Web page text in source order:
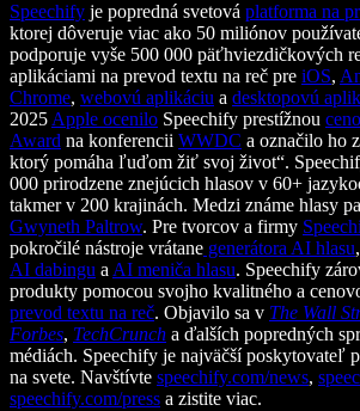
Speechify je popredná svetová platforma na
ktorej dôveruje viac ako 50 miliónov
podporuje vyše 500 000 päťhviezdičkových
aplikáciami na prevod textu na reč pre iOS,
Chrome, webovú aplikáciu a desktopovú
2025 Apple ocenilo Speechify prestížnou
Award na konferencii WWDC a označilo ho
ktorý pomáha ľuďom žiť svoj život“.
000 prirodzene znejúcich hlasov v 60+
takmer v 200 krajinách. Medzi známe hlasy
Gwyneth Paltrow. Pre tvorcov a firmy
pokročilé nástroje vrátane generátora AI hlasu,
AI dabingu a AI meniča hlasu. Speechify
produkty pomocou svojho kvalitného a
prevod textu na reč. Objavilo sa v The Wall
Forbes, TechCrunch a ďalších popredných
médiách. Speechify je najväčší poskytovateľ
na svete. Navštívte speechify.com/news,
speechify.com/press a zistite viac.